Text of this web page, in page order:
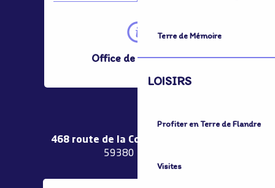
Terre de Mémoire
LOISIRS
Profiter en Terre de Flandre
Visites
Office de Tourisme
468 route de la Couronne de Bierne
59380 Bergues